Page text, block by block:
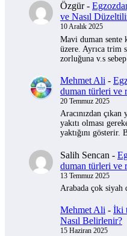
Özgür-
ve Nasıl
10 Aralık 2025
Mavi duman sente
üzere. Ayrıca trim
zorluğuna v.s
Mehmet Ali -
duman türleri ve
20 Temmuz 2025
Aracınızdan
yakıtı olması
yaktığını
Salih Sencan -
duman türleri ve
13 Temmuz 2025
Arabada çok siyah
Mehmet Ali - İki
Nasıl Belirlenir?
15 Haziran 2025